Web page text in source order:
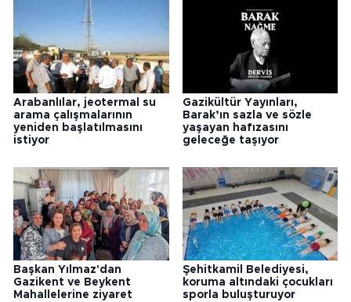
Arabanlılar, jeotermal su
arama çalışmalarının
yeniden başlatılmasını
istiyor
Gazikültür Yayınları,
Barak’ın sazla ve sözle
yaşayan hafızasını
geleceğe taşıyor
Başkan Yılmaz'dan
Gazikent ve Beykent
Mahallelerine ziyaret
Şehitkamil Belediyesi,
koruma altındaki çocukları
sporla buluşturuyor